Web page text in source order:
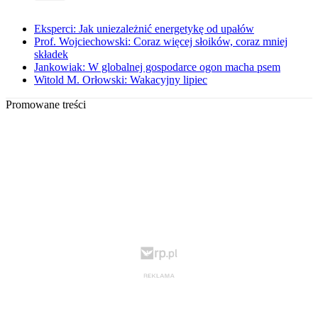
Eksperci: Jak uniezależnić energetykę od upałów
Prof. Wojciechowski: Coraz więcej słoików, coraz mniej
składek
Jankowiak: W globalnej gospodarce ogon macha psem
Witold M. Orłowski: Wakacyjny lipiec
Promowane treści